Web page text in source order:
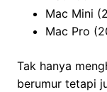
Mac Mini
Mac Pro
Tak hanya
berumur tetapi